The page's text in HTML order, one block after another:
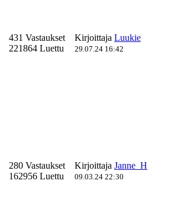
431 Vastaukset
221864 Luettu
Kirjoittaja Luukie
29.07.24 16:42
280 Vastaukset
162956 Luettu
Kirjoittaja Janne_H
09.03.24 22:30